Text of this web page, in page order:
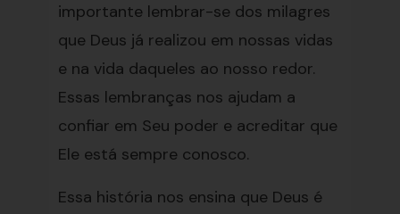
importante lembrar-se dos milagres
que Deus já realizou em nossas vidas
e na vida daqueles ao nosso redor.
Essas lembranças nos ajudam a
confiar em Seu poder e acreditar que
Ele está sempre conosco.
Essa história nos ensina que Deus é